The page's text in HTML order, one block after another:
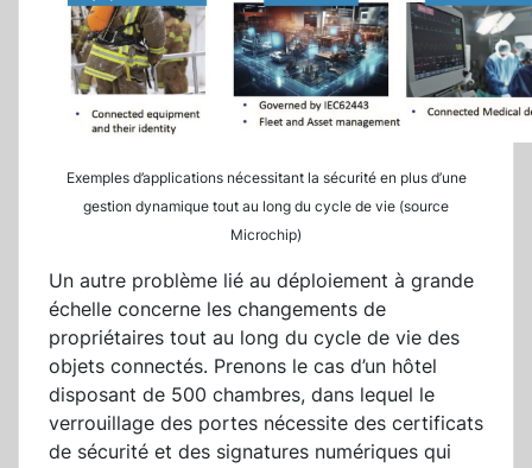
Exemples d’applications nécessitant la sécurité en plus d’une
gestion dynamique tout au long du cycle de vie (source
Microchip)
Un autre problème lié au déploiement à grande
échelle concerne les changements de
propriétaires tout au long du cycle de vie des
objets connectés. Prenons le cas d’un hôtel
disposant de 500 chambres, dans lequel le
verrouillage des portes nécessite des certificats
de sécurité et des signatures numériques qui